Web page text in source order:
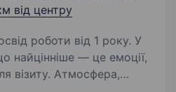
від центру
роботи від 1 року. У
найцінніше — це емоції,
візиту. Атмосфера,